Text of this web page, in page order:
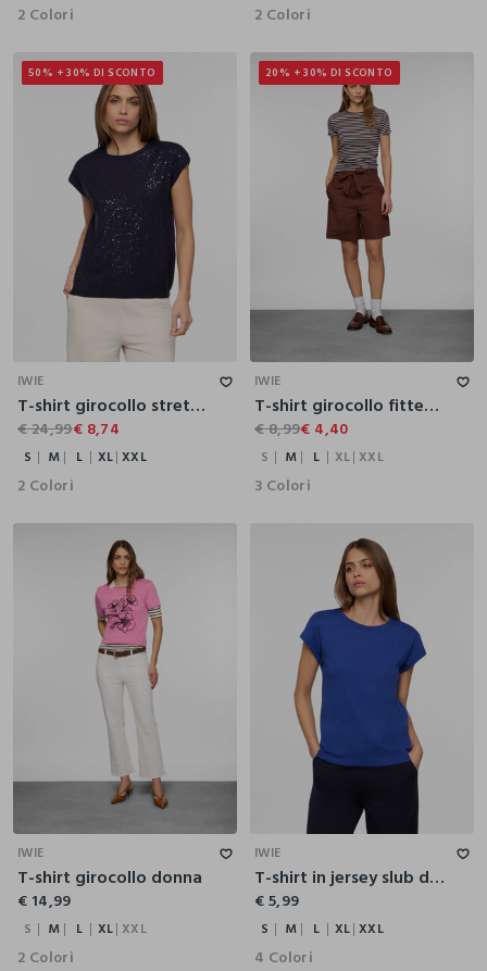
2 Colori 2 Colori
50% + 30% DI SCONTO
XXL
IWIE
T-shirt girocollo stretch donna
€ 24,99€ 8,74
S M L XL XXL
2 Colori
20% + 30% DI SCONTO
IWIE
T-shirt girocollo fitted in costina stretch donna
€ 8,99€ 4,40
S M L XL XXL
3 Colori
IWIE
T-shirt girocollo donna
€ 14,99
S M L XL XXL
2 Colori
XXL
IWIE
T-shirt in jersey slub di puro cotone donna
€ 5,99
S M L XL XXL
4 Colori